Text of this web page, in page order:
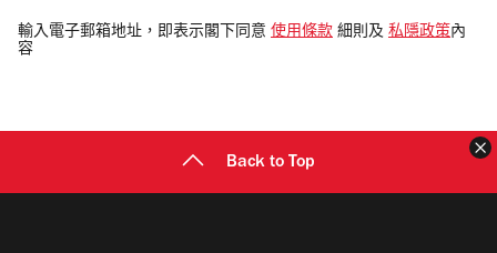
電
郵
輸入電子郵箱地址，即表示閣下同意 使用條款 細則及 私隱政策 內
容
Back to Top